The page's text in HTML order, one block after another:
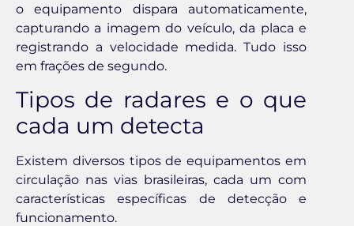
o equipamento dispara automaticamente,
capturando a imagem do veículo, da placa e
registrando a velocidade medida. Tudo isso
em frações de segundo.
Tipos de radares e o que
cada um detecta
Existem diversos tipos de equipamentos em
circulação nas vias brasileiras, cada um com
características específicas de detecção e
funcionamento.